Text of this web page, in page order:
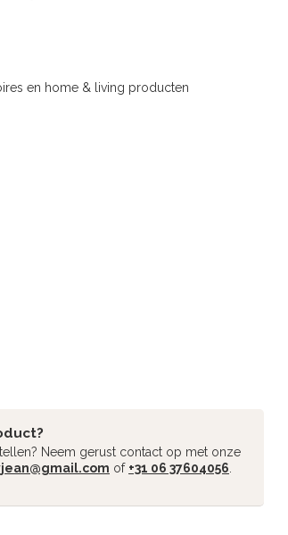
en home & living producten
Neem gerust contact op met onze
of +31 06 37604056